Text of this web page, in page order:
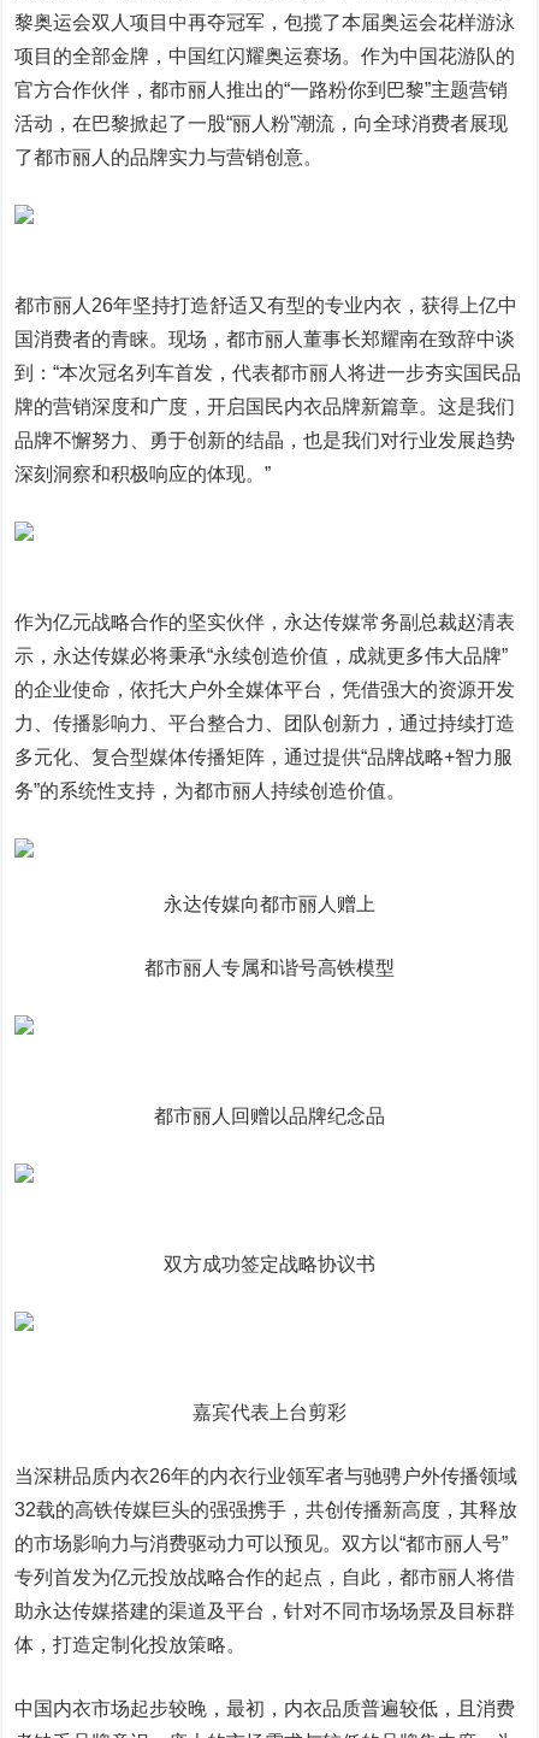
黎奥运会双人项目中再夺冠军，包揽了本届奥运会花样游泳
项目的全部金牌，中国红闪耀奥运赛场。作为中国花游队的
官方合作伙伴，都市丽人推出的“一路粉你到巴黎”主题营销
活动，在巴黎掀起了一股“丽人粉”潮流，向全球消费者展现
了都市丽人的品牌实力与营销创意。
都市丽人26年坚持打造舒适又有型的专业内衣，获得上亿中
国消费者的青睐。现场，都市丽人董事长郑耀南在致辞中谈
到：“本次冠名列车首发，代表都市丽人将进一步夯实国民品
牌的营销深度和广度，开启国民内衣品牌新篇章。这是我们
品牌不懈努力、勇于创新的结晶，也是我们对行业发展趋势
深刻洞察和积极响应的体现。”
作为亿元战略合作的坚实伙伴，永达传媒常务副总裁赵清表
示，永达传媒必将秉承“永续创造价值，成就更多伟大品牌”
的企业使命，依托大户外全媒体平台，凭借强大的资源开发
力、传播影响力、平台整合力、团队创新力，通过持续打造
多元化、复合型媒体传播矩阵，通过提供“品牌战略+智力服
务”的系统性支持，为都市丽人持续创造价值。
永达传媒向都市丽人赠上
都市丽人专属和谐号高铁模型
都市丽人回赠以品牌纪念品
双方成功签定战略协议书
嘉宾代表上台剪彩
当深耕品质内衣26年的内衣行业领军者与驰骋户外传播领域
32载的高铁传媒巨头的强强携手，共创传播新高度，其释放
的市场影响力与消费驱动力可以预见。双方以“都市丽人号”
专列首发为亿元投放战略合作的起点，自此，都市丽人将借
助永达传媒搭建的渠道及平台，针对不同市场场景及目标群
体，打造定制化投放策略。
中国内衣市场起步较晚，最初，内衣品质普遍较低，且消费